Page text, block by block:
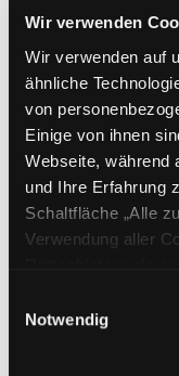
Wir verwenden
Wir verwenden auf
ähnliche
von
Einige von ihnen
Webseite, während
und Ihre Erfahrung
Schaltfläche „Alle
Verwendung aller
Cookies von
unsicheren
ohne adäquates
Notwendig
Jahr: